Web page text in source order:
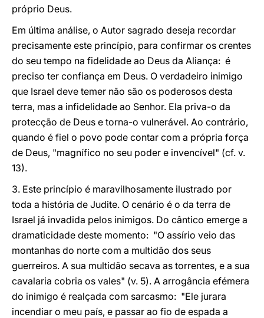
próprio Deus.
Em última análise, o Autor sagrado deseja recordar
precisamente este princípio, para confirmar os crentes
do seu tempo na fidelidade ao Deus da Aliança: é
preciso ter confiança em Deus. O verdadeiro inimigo
que Israel deve temer não são os poderosos desta
terra, mas a infidelidade ao Senhor. Ela priva-o da
protecção de Deus e torna-o vulnerável. Ao contrário,
quando é fiel o povo pode contar com a própria força
de Deus, "magnífico no seu poder e invencível" (cf. v.
13).
3. Este princípio é maravilhosamente ilustrado por
toda a história de Judite. O cenário é o da terra de
Israel já invadida pelos inimigos. Do cântico emerge a
dramaticidade deste momento: "O assírio veio das
montanhas do norte com a multidão dos seus
guerreiros. A sua multidão secava as torrentes, e a sua
cavalaria cobria os vales" (v. 5). A arrogância efémera
do inimigo é realçada com sarcasmo: "Ele jurara
incendiar o meu país, e passar ao fio de espada a